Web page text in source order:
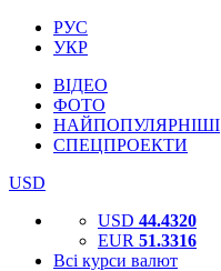
РУС
УКР
ВІДЕО
ФОТО
НАЙПОПУЛЯРНІШІ
СПЕЦПРОЕКТИ
USD
USD 44.4320
EUR 51.3316
Всі курси валют